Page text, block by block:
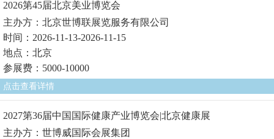
2026第45届北京美业博览会
主办方：北京世博联展览服务有限公司
时间：2026-11-13-2026-11-15
地点：北京
参展费：5000-10000
点击查看详情
2027第36届中国国际健康产业博览会|北京健康展
主办方：世博威国际会展集团